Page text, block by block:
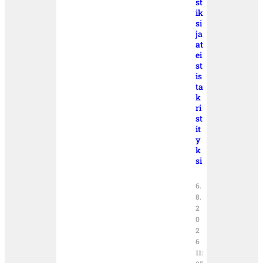
ik
si
ja
at
ei
st
is
ta
k
ri
st
it
y
k
si
6.
8.
2
0
2
6
11: